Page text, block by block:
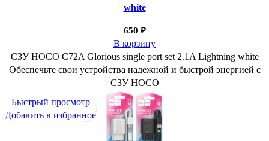
white
650 ₽
В корзину
СЗУ HOCO C72A Glorious single port set 2.1A Lightning white
Обеспечьте свои устройства надежной и быстрой энергией с
СЗУ HOCO
Быстрый просмотр
Добавить в избранное